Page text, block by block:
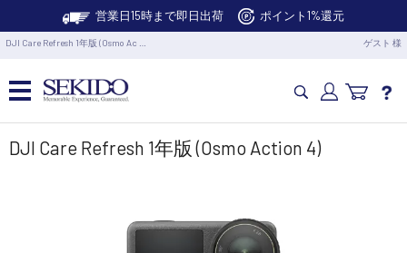
営業日15時まで即日出荷 ポイント1%還元
DJI Care Refresh 1年版 (Osmo Ac … ゲスト 様
カメラドローン・生活家電
DJI Care Refresh 1年版 (Osmo Action 4)